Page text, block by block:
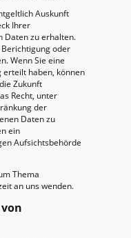
Auskunft
Ihrer
Daten zu erhalten.
oder
Wenn Sie eine
haben, können
Zukunft
Recht, unter
der
Daten zu
ein
Aufsichtsbehörde
Thema
an uns wenden.